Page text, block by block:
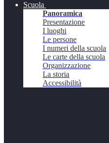
Scuola
Panoramica
Presentazione
I luoghi
Le persone
I numeri della scuola
Le carte della scuola
Organizzazione
La storia
Accessibilità